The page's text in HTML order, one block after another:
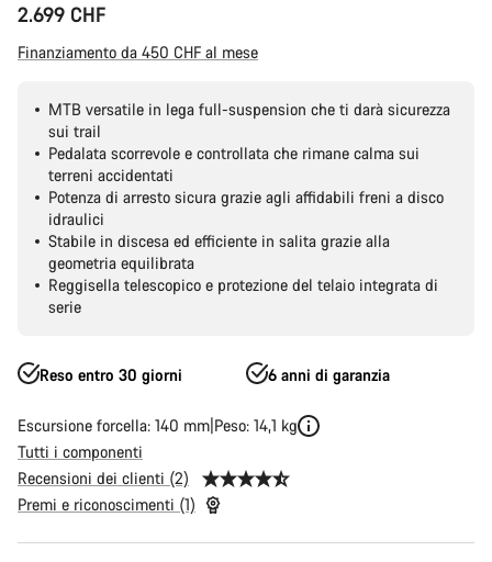
2.699 CHF
Finanziamento da 450 CHF al mese
MTB versatile in lega full-suspension che ti darà sicurezza
sui trail
Pedalata scorrevole e controllata che rimane calma sui
terreni accidentati
Potenza di arresto sicura grazie agli affidabili freni a disco
idraulici
Stabile in discesa ed efficiente in salita grazie alla
geometria equilibrata
Reggisella telescopico e protezione del telaio integrata di
serie
Reso entro 30 giorni 6 anni di garanzia
Escursione forcella: 140 mm Peso: 14,1 kg
Tutti i componenti
Recensioni dei clienti (2)
Premi e riconoscimenti (1)